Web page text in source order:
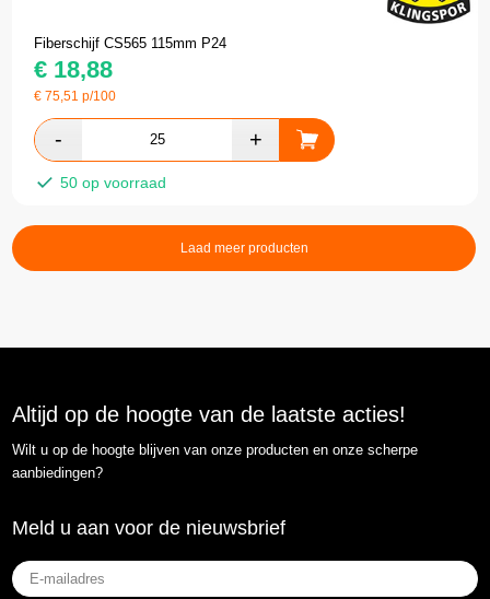
Fiberschijf CS565 115mm P24
€ 18,88
€75,51 p/100
50 op voorraad
Laad meer producten
Altijd op de hoogte van de laatste acties!
Wilt u op de hoogte blijven van onze producten en onze scherpe
aanbiedingen?
Meld u aan voor de nieuwsbrief
E-
mailadres